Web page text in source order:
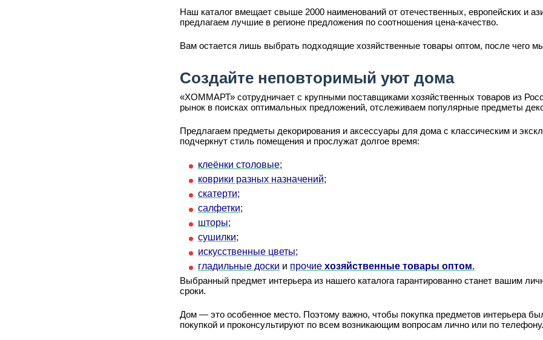
Наш каталог вмещает свыше 2000 наименований от отечественных, европейских и
предлагаем лучшие в регионе предложения по соотношения цена-качество.
Вам остается лишь выбрать подходящие хозяйственные товары оптом, после чего
Создайте неповторимый уют дома
«ХОММАРТ» сотрудничает с крупными поставщиками хозяйственных товаров из
рынок в поисках оптимальных предложений, отслеживаем популярные предметы
Предлагаем предметы декорирования и аксессуары для дома с классическим и
подчеркнут стиль помещения и прослужат долгое время:
клеёнки столовые;
коврики разных назначений;
скатерти;
салфетки;
шторы;
сушилки;
искусственные цветы;
гладильные доски и прочие хозяйственные товары оптом.
Выбранный предмет интерьера из нашего каталога гарантированно станет вашим
сроки.
Дом — это особенное место. Поэтому важно, чтобы покупка предметов интерьера
покупкой и проконсультируют по всем возникающим вопросам лично или по телефону.